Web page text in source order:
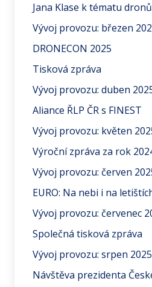
Jana Klase k tématu dronů
Vývoj provozu: březen
DRONECON 2025
Tisková zpráva
Vývoj provozu: duben
Aliance ŘLP ČR s FINEST
Vývoj provozu: květen
Výroční zpráva za rok
Vývoj provozu: červen
EURO: Na nebi i na
Vývoj provozu: červenec
Společná tisková zpráva
Vývoj provozu: srpen 2025
Návštěva prezidenta